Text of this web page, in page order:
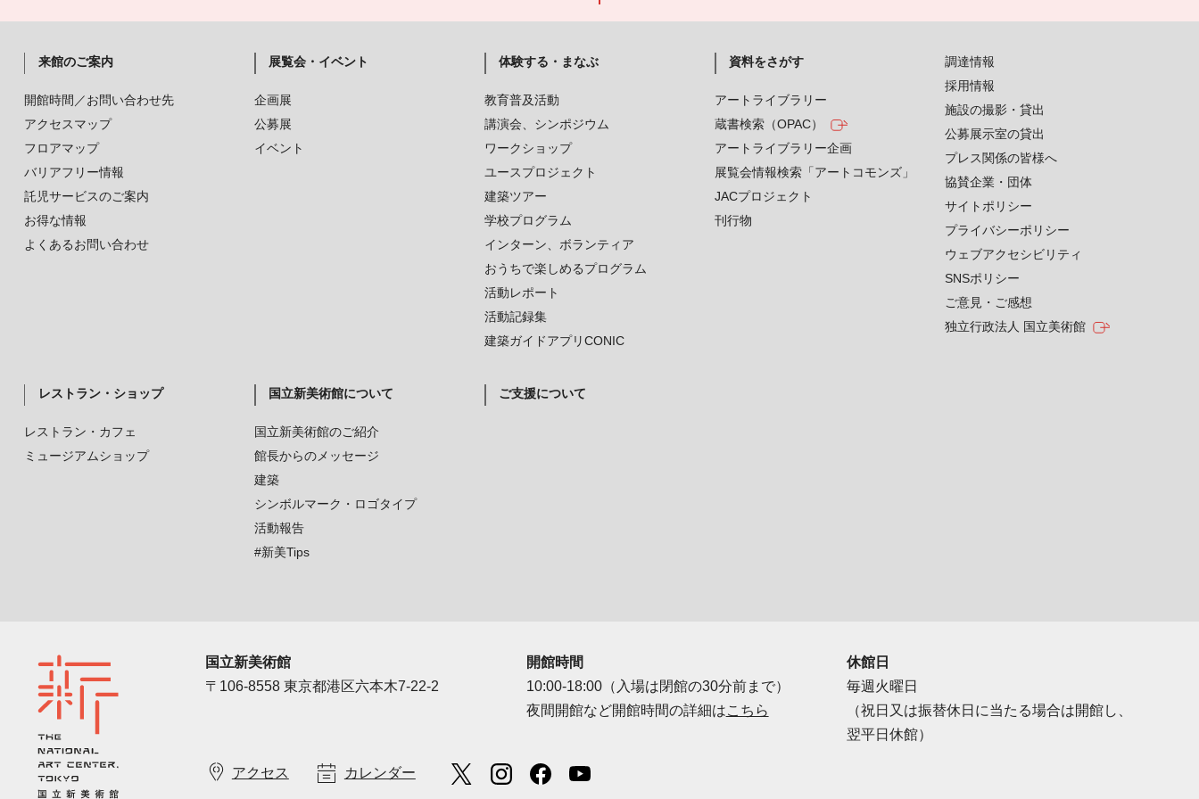
来館のご案内
開館時間／お問い合わせ先
アクセスマップ
フロアマップ
バリアフリー情報
託児サービスのご案内
お得な情報
よくあるお問い合わせ
展覧会・イベント
企画展
公募展
イベント
体験する・まなぶ
教育普及活動
講演会、シンポジウム
ワークショップ
ユースプロジェクト
建築ツアー
学校プログラム
インターン、ボランティア
おうちで楽しめるプログラム
活動レポート
活動記録集
建築ガイドアプリCONIC
資料をさがす
アートライブラリー
蔵書検索（OPAC）
アートライブラリー企画
展覧会情報検索「アートコモンズ」
JACプロジェクト
刊行物
レストラン・ショップ
レストラン・カフェ
ミュージアムショップ
国立新美術館について
国立新美術館のご紹介
館長からのメッセージ
建築
シンボルマーク・ロゴタイプ
活動報告
#新美Tips
ご支援について
調達情報
採用情報
施設の撮影・貸出
公募展示室の貸出
プレス関係の皆様へ
協賛企業・団体
サイトポリシー
プライバシーポリシー
ウェブアクセシビリティ
SNSポリシー
ご意見・ご感想
独立行政法人 国立美術館
国立新美術館
〒106-8558 東京都港区六本木7-22-2
開館時間
10:00-18:00（入場は閉館の30分前まで）
夜間開館など開館時間の詳細はこちら
休館日
毎週火曜日
（祝日又は振替休日に当たる場合は開館し、
翌平日休館）
アクセス カレンダー